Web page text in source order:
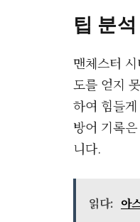
팁 분석
맨체스터
도를 얻지
하여 힘들
방어 기록
니다.
읽다: 아